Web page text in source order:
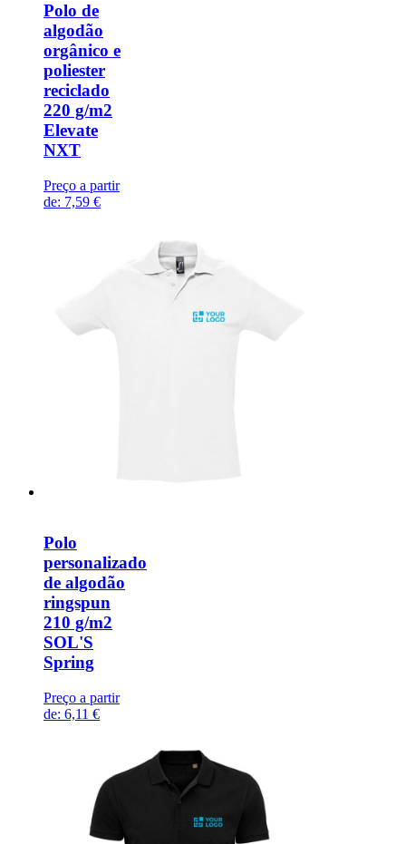
Polo de
algodão
orgânico e
poliester
reciclado
220 g/m2
Elevate
NXT
Preço a partir
de: 7,59 €
Polo
personalizado
de algodão
ringspun
210 g/m2
SOL'S
Spring
Preço a partir
de: 6,11 €